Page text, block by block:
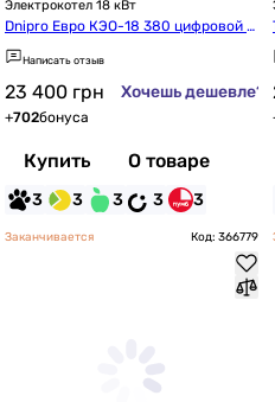
Электрокотел 18 кВт
Dnipro Евро КЭО-18 380 цифровой с
насосом WILO
Написать отзыв
23 400 грн Хочешь дешевле?
+702бонуса
Купить О товаре
3 3 3 3 3
Заканчивается Код: 366779